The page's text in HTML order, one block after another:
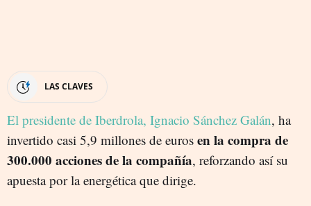
LAS CLAVES
El presidente de Iberdrola, Ignacio Sánchez Galán, ha
invertido casi 5,9 millones de euros en la compra de
300.000 acciones de la compañía, reforzando así su
apuesta por la energética que dirige.